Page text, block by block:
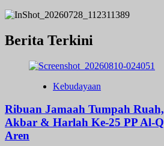
Berita Terkini
Kebudayaan
Ribuan Jamaah Tumpah
Akbar & Harlah Ke-25 PP Al-
Aren